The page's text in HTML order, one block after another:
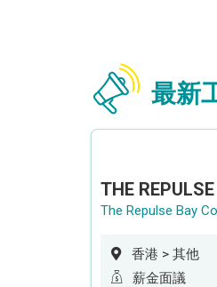
最新
香港 > 其他
薪金面議